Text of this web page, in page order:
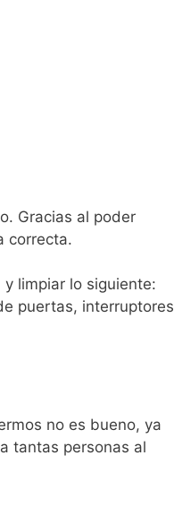
Gracias al poder
correcta.
limpiar lo siguiente:
puertas, interruptores
no es bueno, ya
tantas personas al